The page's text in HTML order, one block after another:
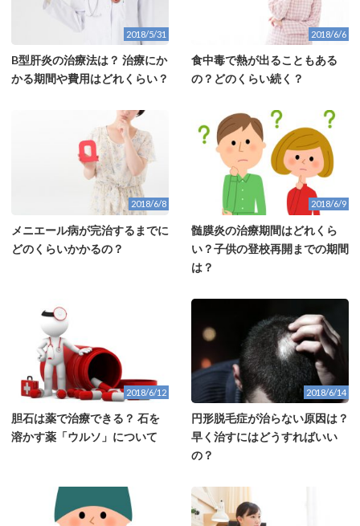
2018/5/31
B型肝炎の治療法は？ 治療にか
かる期間や費用はどれくらい？
2018/6/6
食中毒で熱が出ることもある
の？どのくらい続く？
2018/6/8
メニエール病が完治するまでに
どのくらいかかるの？
2018/6/9
髄膜炎の治療期間はどれくら
い？子供の登校再開までの期間
は？
2018/6/12
胆石は薬で治療できる？ 石を
溶かす薬「ウルソ」について
2018/6/14
円形脱毛症が治らない原因は？
早く治すにはどうすればいい
の？